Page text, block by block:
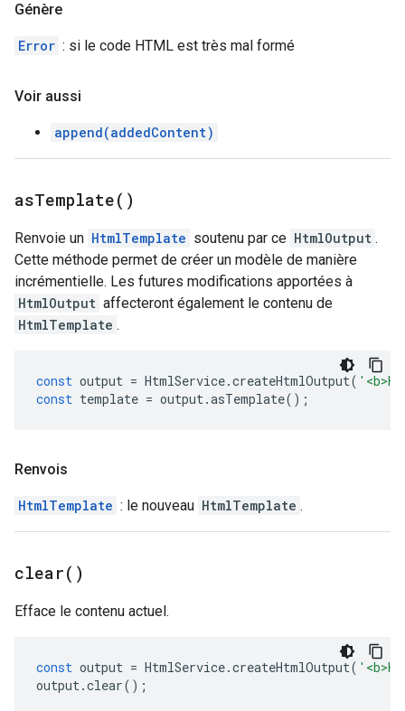
Génère
Error : si le code HTML est très mal formé
Voir aussi
append(addedContent)
asTemplate( )
Renvoie un HtmlTemplate soutenu par ce HtmlOutput .
Cette méthode permet de créer un modèle de manière
incrémentielle. Les futures modifications apportées à
HtmlOutput affecteront également le contenu de
HtmlTemplate .
const output = HtmlService.createHtmlOutput(
const template = output.asTemplate();
Renvois
HtmlTemplate : le nouveau HtmlTemplate .
clear( )
Efface le contenu actuel.
const output = HtmlService.createHtmlOutput(
output.clear();